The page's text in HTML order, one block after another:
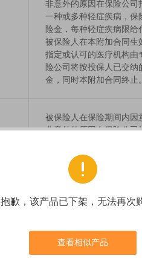
抱歉，该产品已下架，无法再次
查看相似产品
非意外的原因在保险公司
一种或多种轻症疾病，保
险金，每种轻症疾病限
被保险人在本附加合同生
指定或认可的医疗机构由
险公司将按投保人已交
金，同时本附加合同终止。
被保险人在保险期间内因
非意外的原因在保险公司
一种或多种轻症疾病，
附加合同最后一次保险
同应交纳的保险费。保
被豁免合同继续有效。
投保人在保险期间内因
外的原因在保险公司指定
或多种重大疾病，保险
载明的应交保险费，保险